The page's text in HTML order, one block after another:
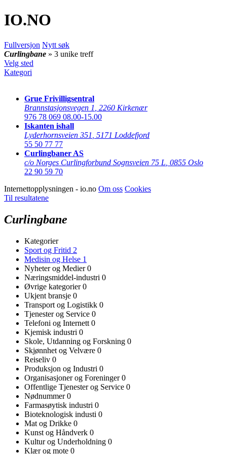
IO.NO
Fullversjon Nytt søk
Curlingbane » 3 unike treff
Velg sted
Kategori
Grue Frivilligsentral
Brannstasjonsvegen 1 2260 Kirkenær
976 78 069 08.00-15.00
Iskanten ishall
Lyderhornsveien 351 5171 Loddefjord
55 50 77 77
Curlingbaner AS
c/o Norges Curlingforbund Sognsveien 75 L 0855 Oslo
22 90 59 70
Internettopplysningen - io.no Om oss Cookies
Til resultatene
Curlingbane
Kategorier
Sport og Fritid 2
Medisin og Helse 1
Nyheter og Medier0
Næringsmiddel-industri 0
Øvrige kategorier0
Ukjent bransje 0
Transport og Logistikk 0
Tjenester og Service 0
Telefoni og Internett 0
Kjemisk industri 0
Skole, Utdanning og Forskning 0
Skjønnhet og Velvære 0
Reiseliv 0
Produksjon og Industri 0
Organisasjoner og Foreninger0
Offentlige Tjenester og Service 0
Nødnummer0
Farmasøytisk industri 0
Bioteknologisk industi 0
Mat og Drikke 0
Kunst og Håndverk 0
Kultur og Underholdning 0
Klær og mote 0